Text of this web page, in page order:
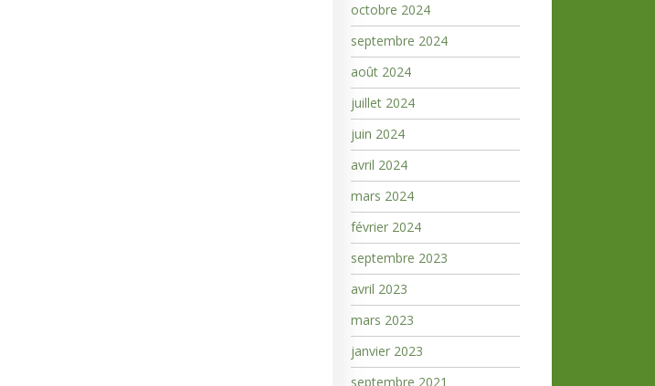
octobre 2024
septembre 2024
août 2024
juillet 2024
juin 2024
avril 2024
mars 2024
février 2024
septembre 2023
avril 2023
mars 2023
janvier 2023
septembre 2021